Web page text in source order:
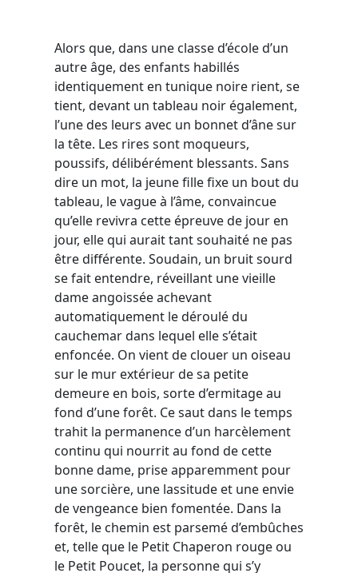
Alors que, dans une classe d’école d’un
autre âge, des enfants habillés
identiquement en tunique noire rient, se
tient, devant un tableau noir également,
l’une des leurs avec un bonnet d’âne sur
la tête. Les rires sont moqueurs,
poussifs, délibérément blessants. Sans
dire un mot, la jeune fille fixe un bout du
tableau, le vague à l’âme, convaincue
qu’elle revivra cette épreuve de jour en
jour, elle qui aurait tant souhaité ne pas
être différente. Soudain, un bruit sourd
se fait entendre, réveillant une vieille
dame angoissée achevant
automatiquement le déroulé du
cauchemar dans lequel elle s’était
enfoncée. On vient de clouer un oiseau
sur le mur extérieur de sa petite
demeure en bois, sorte d’ermitage au
fond d’une forêt. Ce saut dans le temps
trahit la permanence d’un harcèlement
continu qui nourrit au fond de cette
bonne dame, prise apparemment pour
une sorcière, une lassitude et une envie
de vengeance bien fomentée. Dans la
forêt, le chemin est parsemé d’embûches
et, telle que le Petit Chaperon rouge ou
le Petit Poucet, la personne qui s’y